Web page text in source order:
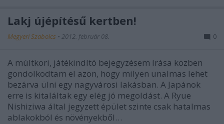
Lakj újépítésű kertben!
Megyeri Szabolcs • 2012. február 08. 0
A múltkori, játékindító bejegyzésem írása közben
gondolkodtam el azon, hogy milyen unalmas lehet
bezárva ülni egy nagyvárosi lakásban. A Japánok
erre is kitaláltak egy elég jó megoldást. A Ryue
Nishiziwa által jegyzett épület szinte csak hatalmas
ablakokból és növényekből…